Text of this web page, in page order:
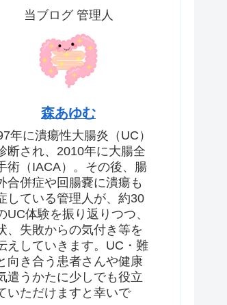
当ブログ 管理人
森あゆむ
年に潰瘍性大腸炎（UC）
断され、2010年に大腸全
術（IACA）。その後、腸
合併症や回腸嚢に潰瘍も
している管理人が、約30
UC体験を振り返りつつ、
、失敗からの気付き等を
えしていきます。UC・難
向き合う患者さんや健康
遣うかたに少しでも役立
いただけますと幸いで